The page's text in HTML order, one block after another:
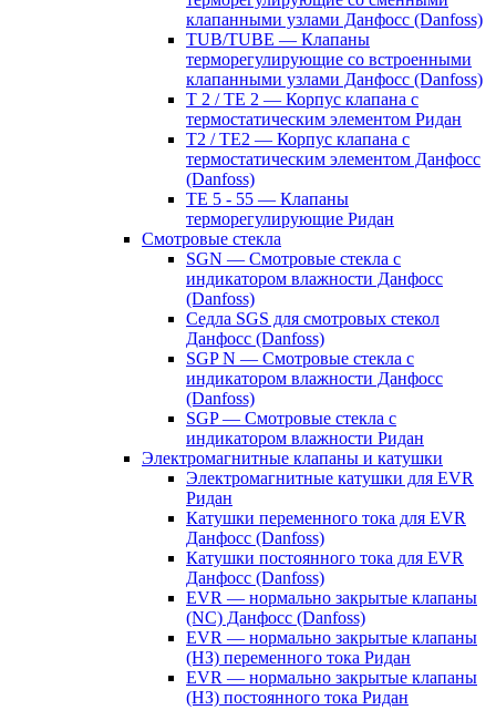
клапанными узлами Данфосс (Danfoss)
TUB/TUBE — Клапаны
терморегулирующие со встроенными
клапанными узлами Данфосс (Danfoss)
T 2 / TE 2 — Корпус клапана с
термостатическим элементом Ридан
T2 / TE2 — Корпус клапана с
термостатическим элементом Данфосс
(Danfoss)
TE 5 - 55 — Клапаны
терморегулирующие Ридан
Смотровые стекла
SGN — Смотровые стекла с
индикатором влажности Данфосс
(Danfoss)
Седла SGS для смотровых стекол
Данфосс (Danfoss)
SGP N — Смотровые стекла с
индикатором влажности Данфосс
(Danfoss)
SGP — Смотровые стекла с
индикатором влажности Ридан
Электромагнитные клапаны и катушки
Электромагнитные катушки для EVR
Ридан
Катушки переменного тока для EVR
Данфосс (Danfoss)
Катушки постоянного тока для EVR
Данфосс (Danfoss)
EVR — нормально закрытые клапаны
(NC) Данфосс (Danfoss)
EVR — нормально закрытые клапаны
(НЗ) переменного тока Ридан
EVR — нормально закрытые клапаны
(НЗ) постоянного тока Ридан